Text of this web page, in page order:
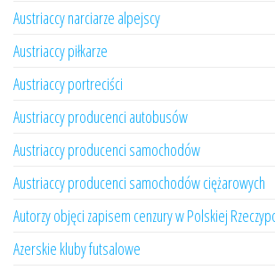
Austriaccy narciarze alpejscy
Austriaccy piłkarze
Austriaccy portreciści
Austriaccy producenci autobusów
Austriaccy producenci samochodów
Austriaccy producenci samochodów ciężarowych
Autorzy objęci zapisem cenzury w Polskiej
Azerskie kluby futsalowe